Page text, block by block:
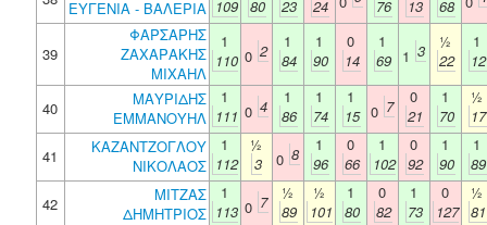
ΕΥΓΕΝΙΑ - ΒΑΛΕΡΙΑ 109
80
23
24
76
13
68
39
ΦΑΡΣΑΡΗΣ
ΖΑΧΑΡΑΚΗΣ
ΜΙΧΑΗΛ
1
110 0 2
1
84
1
90
0
14
1
69 1 3
½
22
1
12
40
ΜΑΥΡΙΔΗΣ
ΕΜΜΑΝΟΥΗΛ
1
111 0 4
1
86
1
74
1
15 0 7
0
21
1
70
½
17
41
ΚΑΖΑΝΤΖΟΓΛΟΥ
ΝΙΚΟΛΑΟΣ
1
112
½
3
0 8
1
96
0
66
1
102
0
92
1
90
1
89
42
ΜΙΤΖΑΣ
ΔΗΜΗΤΡΙΟΣ
1
113 0 7
½
89
½
101
1
80
0
82
1
73
0
127
½
81